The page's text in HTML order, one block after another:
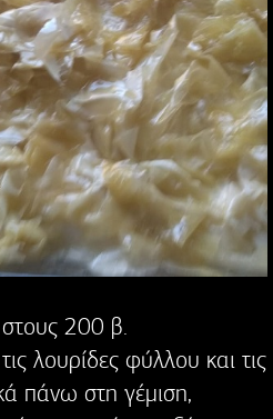
200 β.
λουρίδες φύλλου και τις
πάνω στη γέμιση,